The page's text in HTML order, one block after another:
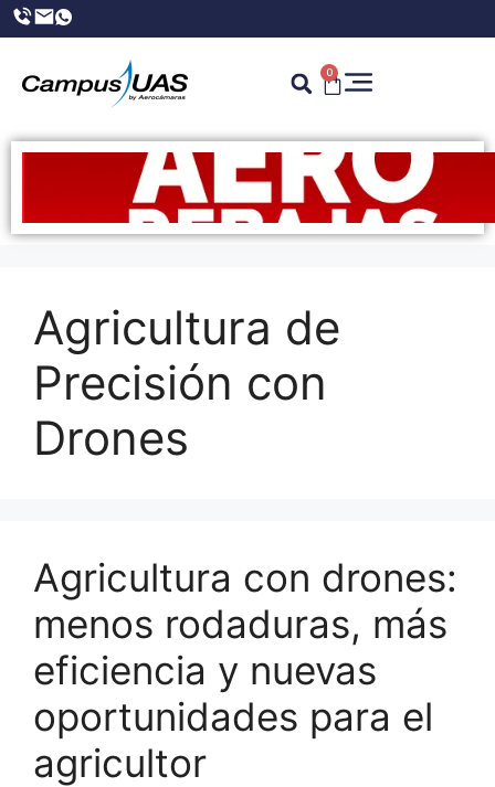
0
Agricultura de
Precisión con
Drones
Agricultura con drones:
menos rodaduras, más
eficiencia y nuevas
oportunidades para el
agricultor